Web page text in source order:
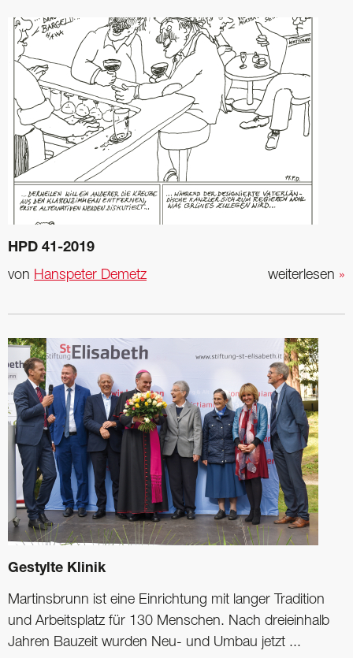
HPD 41-2019
weiterlesen »
von Hanspeter Demetz
Gestylte Klinik
Martinsbrunn ist eine Einrichtung mit langer Tradition
und Arbeitsplatz für 130 Menschen. Nach dreieinhalb
Jahren Bauzeit wurden Neu- und Umbau jetzt ...